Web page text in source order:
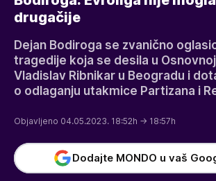
drugačije
Dejan Bodiroga se zvanično
tragedije koja se desila u
Vladislav Ribnikar u Beogradu i
o odlaganju utakmice Partizana i
Objavljeno 04.05.2023. 18:52h → 18:57h
Dodajte MONDO u vaš